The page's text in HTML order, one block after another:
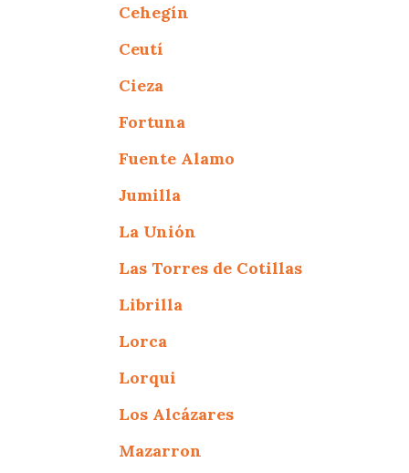
Cehegín
Ceutí
Cieza
Fortuna
Fuente Alamo
Jumilla
La Unión
Las Torres de Cotillas
Librilla
Lorca
Lorqui
Los Alcázares
Mazarron